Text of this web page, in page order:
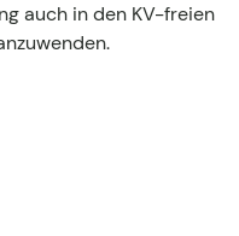
auch in den KV-freien